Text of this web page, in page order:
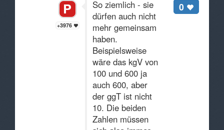
+3976
0
So ziemlich - sie
dürfen auch nicht
mehr gemeinsam
haben.
Beispielsweise
wäre das kgV von
100 und 600 ja
auch 600, aber
der ggT ist nicht
10. Die beiden
Zahlen müssen